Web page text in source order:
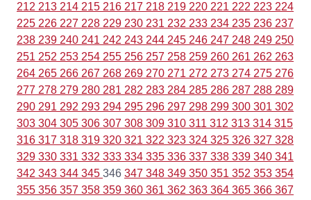
212 213 214 215 216 217 218 219 220 221 222 223 224
225 226 227 228 229 230 231 232 233 234 235 236 237
238 239 240 241 242 243 244 245 246 247 248 249 250
251 252 253 254 255 256 257 258 259 260 261 262 263
264 265 266 267 268 269 270 271 272 273 274 275 276
277 278 279 280 281 282 283 284 285 286 287 288 289
290 291 292 293 294 295 296 297 298 299 300 301 302
303 304 305 306 307 308 309 310 311 312 313 314 315
316 317 318 319 320 321 322 323 324 325 326 327 328
329 330 331 332 333 334 335 336 337 338 339 340 341
342 343 344 345 346 347 348 349 350 351 352 353 354
355 356 357 358 359 360 361 362 363 364 365 366 367